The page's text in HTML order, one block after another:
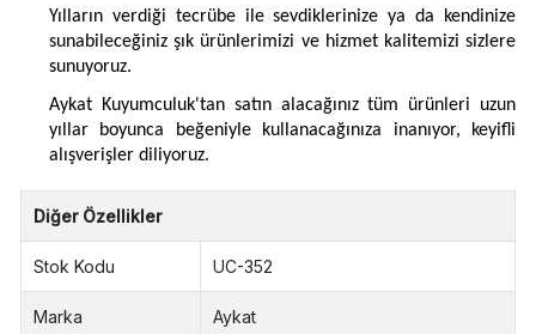
Yılların verdiği tecrübe ile sevdiklerinize ya da kendinize
sunabileceğiniz şık ürünlerimizi ve hizmet kalitemizi sizlere
sunuyoruz.
Aykat Kuyumculuk'tan satın alacağınız tüm ürünleri uzun
yıllar boyunca beğeniyle kullanacağınıza inanıyor, keyifli
alışverişler diliyoruz.
Diğer Özellikler
Stok Kodu UC-352
Marka Aykat